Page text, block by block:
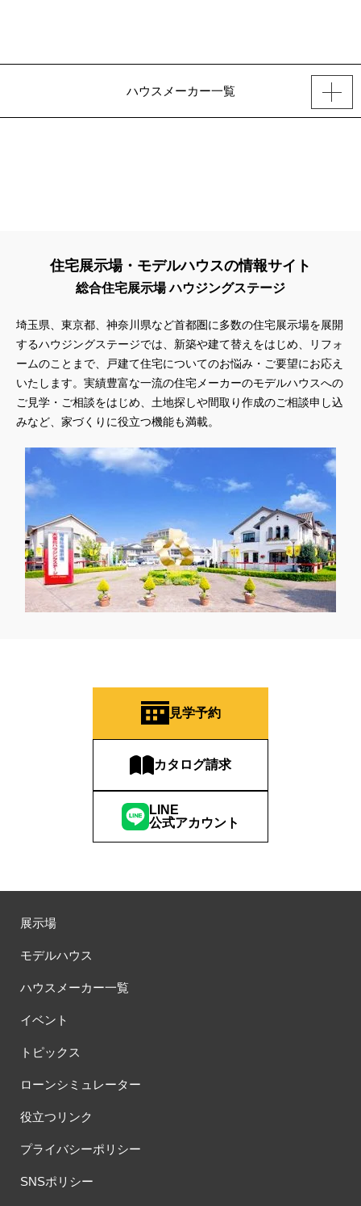
ハウスメーカー一覧
住宅展示場・モデルハウスの情報サイト
総合住宅展示場 ハウジングステージ
埼玉県、東京都、神奈川県など首都圏に多数の住宅展示場を展開
するハウジングステージでは、新築や建て替えをはじめ、リフォ
ームのことまで、戸建て住宅についてのお悩み・ご要望にお応え
いたします。実績豊富な一流の住宅メーカーのモデルハウスへの
ご見学・ご相談をはじめ、土地探しや間取り作成のご相談申し込
みなど、家づくりに役立つ機能も満載。
見学予約
カタログ請求
LINE
公式アカウント
展示場
モデルハウス
ハウスメーカー一覧
イベント
トピックス
ローンシミュレーター
役立つリンク
プライバシーポリシー
SNSポリシー